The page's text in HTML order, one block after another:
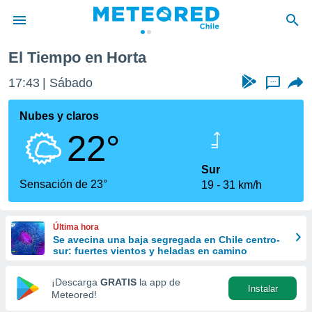
de
por
que se
calidad.
a este
las
y
forma
digital
basada
El Tiempo en Horta
17:43 Sábado ...
Nubes y claros
22°
Sensación de 23°
Sur
19
31 km/h
Última hora
Se avecina una baja segregada en Chile centro-
sur: fuertes vientos y heladas en camino
¡Descarga GRATIS la app de
Meteored!
Instalar